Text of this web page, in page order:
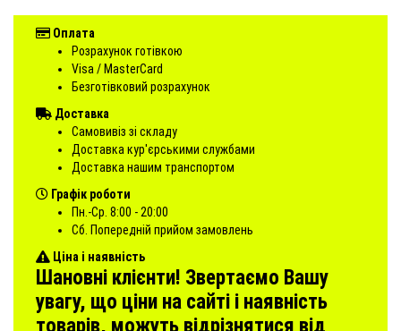
Оплата
Розрахунок готівкою
Visa / MasterCard
Безготівковий розрахунок
Доставка
Самовивіз зі складу
Доставка кур'єрськими службами
Доставка нашим транспортом
Графік роботи
Пн.-Ср. 8:00 - 20:00
Сб. Попередній прийом замовлень
Ціна і наявність
Шановні клієнти! Звертаємо Вашу
увагу, що ціни на сайті і наявність
товарів, можуть відрізнятися від